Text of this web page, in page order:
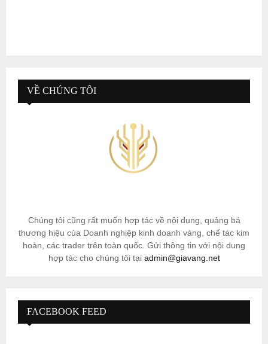
VỀ CHÚNG TÔI
Chúng tôi cũng rất muốn hợp tác về nội dung, quảng bá
thương hiệu của Doanh nghiệp kinh doanh vàng, chế tác kim
hoàn, các trader trên toàn quốc. Gửi thông tin với nội dung
hợp tác cho chúng tôi tại admin@giavang.net
FACEBOOK FEED